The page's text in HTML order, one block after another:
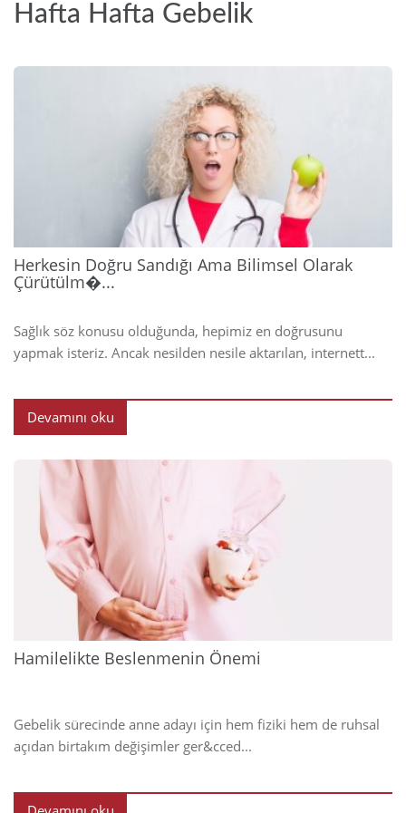
Hafta Hafta Gebelik
Herkesin Doğru Sandığı Ama Bilimsel Olarak
Çürütülm�...
Sağlık söz konusu olduğunda, hepimiz en doğrusunu
yapmak isteriz. Ancak nesilden nesile aktarılan, internett...
Devamını oku
Hamilelikte Beslenmenin Önemi
Gebelik sürecinde anne adayı için hem fiziki hem de ruhsal
açıdan birtakım değişimler ger&cced...